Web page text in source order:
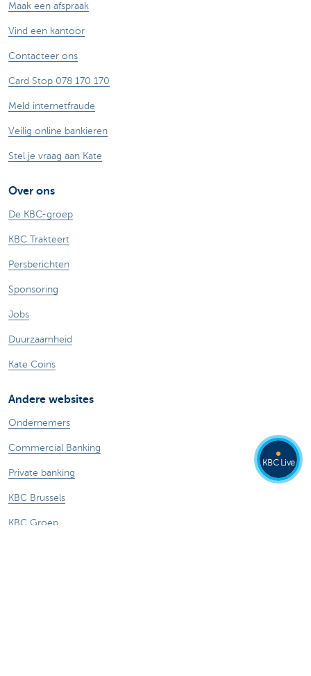
Maak een afspraak
Vind een kantoor
Contacteer ons
Card Stop 078 170 170
Meld internetfraude
Veilig online bankieren
Stel je vraag aan Kate
Over ons
De KBC-groep
KBC Trakteert
Persberichten
Sponsoring
Jobs
Duurzaamheid
Kate Coins
Andere websites
Ondernemers
Commercial Banking
Private banking
KBC Brussels
KBC Groep
KBC Live